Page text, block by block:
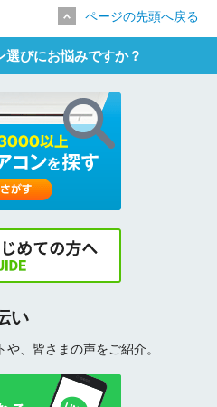
ページの先頭へ戻る
びにお悩みですか？
い
、皆さまの声をご紹介。
工事お見積り依頼
機器お見積り依頼